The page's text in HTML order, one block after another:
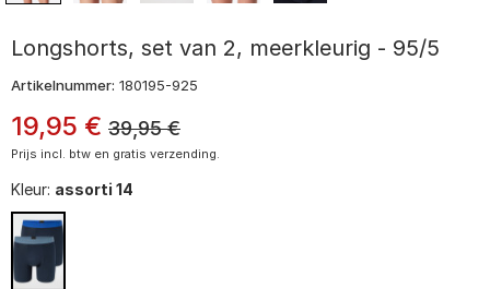
Longshorts, set van 2, meerkleurig - 95/5
Artikelnummer: 180195-925
19,95 € 39,95 €
Prijs incl. btw en gratis verzending.
Kleur: assorti 14